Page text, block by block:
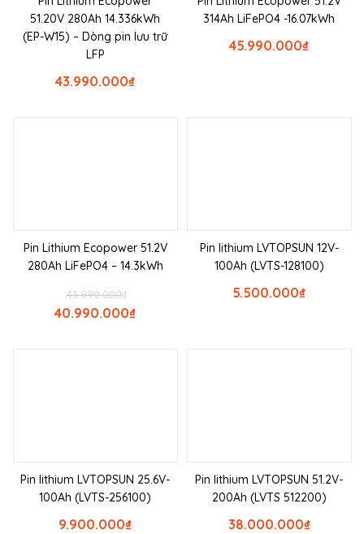
51.20V 280Ah 14.336kWh
(EP-W15) – Dòng pin lưu trữ
LFP
₫
43.990.000
314Ah LiFePO4 -16.07kWh
₫
45.990.000
Pin Lithium Ecopower 51.2V
280Ah LiFePO4 – 14.3kWh
₫
43.990.000
₫
40.990.000
Pin lithium LVTOPSUN 12V-
100Ah (LVTS-128100)
₫
5.500.000
Pin lithium LVTOPSUN 25.6V-
100Ah (LVTS-256100)
₫
9.900.000
Pin lithium LVTOPSUN 51.2V-
200Ah (LVTS 512200)
₫
38.000.000